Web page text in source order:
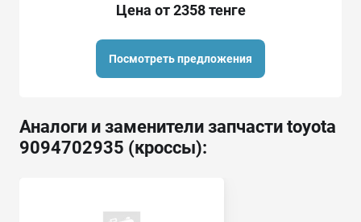
Цена от 2358 тенге
Посмотреть предложения
Аналоги и заменители запчасти toyota
9094702935 (кроссы):